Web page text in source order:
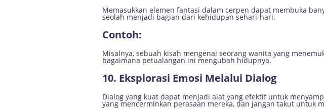
Memasukkan elemen fantasi dalam cerpen dapat membuka
seolah menjadi bagian dari kehidupan sehari-hari.
Contoh:
Misalnya, sebuah kisah mengenai seorang wanita yang
bagaimana petualangan ini mengubah hidupnya.
10. Eksplorasi Emosi Melalui Dialog
Dialog yang kuat dapat menjadi alat yang efektif untuk
yang mencerminkan perasaan mereka, dan jangan takut untuk